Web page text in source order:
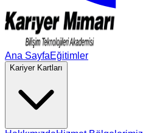
Ana SayfaEğitimler
Kariyer Kartları